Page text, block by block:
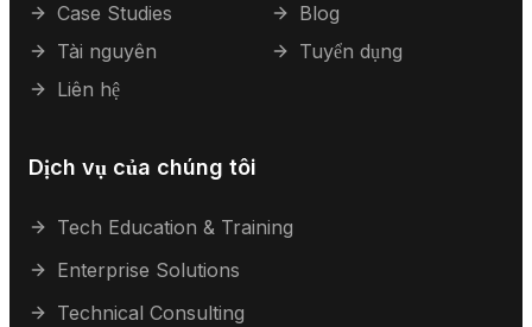
Case Studies
Blog
Tài nguyên
Tuyển dụng
Liên hệ
Dịch vụ của chúng tôi
Tech Education & Training
Enterprise Solutions
Technical Consulting